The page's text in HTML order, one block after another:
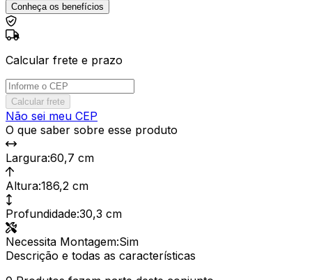
Conheça os benefícios
Calcular frete e prazo
Calcular frete
Não sei meu CEP
O que saber sobre esse produto
Largura:60,7 cm
Altura:186,2 cm
Profundidade:30,3 cm
Necessita Montagem:Sim
Descrição e todas as características